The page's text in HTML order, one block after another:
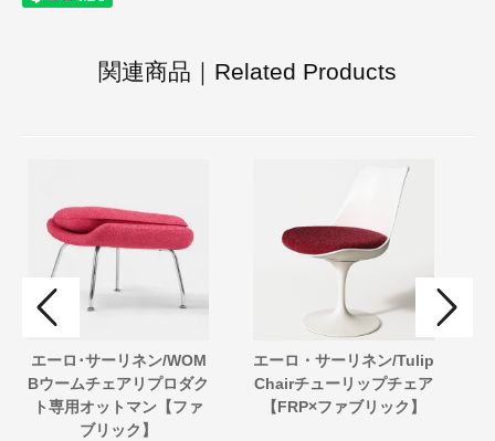
関連商品｜Related Products
エーロ･サーリネン/WOM
Bウームチェアリプロダク
ト専用オットマン【ファ
ブリック】
エーロ・サーリネン/Tulip
Chairチューリップチェア
【FRP×ファブリック】